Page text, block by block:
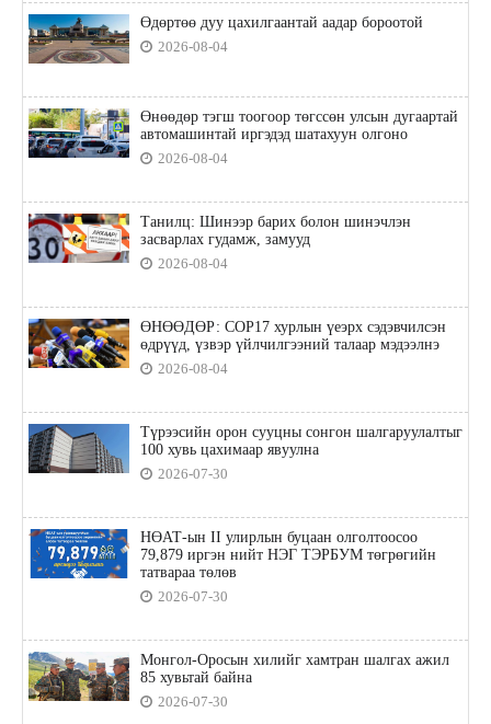
Өдөртөө дуу цахилгаантай аадар бороотой
2026-08-04
Өнөөдөр тэгш тоогоор төгссөн улсын дугаартай
автомашинтай иргэдэд шатахуун олгоно
2026-08-04
Танилц: Шинээр барих болон шинэчлэн
засварлах гудамж, замууд
2026-08-04
ӨНӨӨДӨР: COP17 хурлын үеэрх сэдэвчилсэн
өдрүүд, үзвэр үйлчилгээний талаар мэдээлнэ
2026-08-04
Түрээсийн орон сууцны сонгон шалгаруулалтыг
100 хувь цахимаар явуулна
2026-07-30
НӨАТ-ын II улирлын буцаан олголтоосоо
79,879 иргэн нийт НЭГ ТЭРБУМ төгрөгийн
татвараа төлөв
2026-07-30
Монгол-Оросын хилийг хамтран шалгах ажил
85 хувьтай байна
2026-07-30